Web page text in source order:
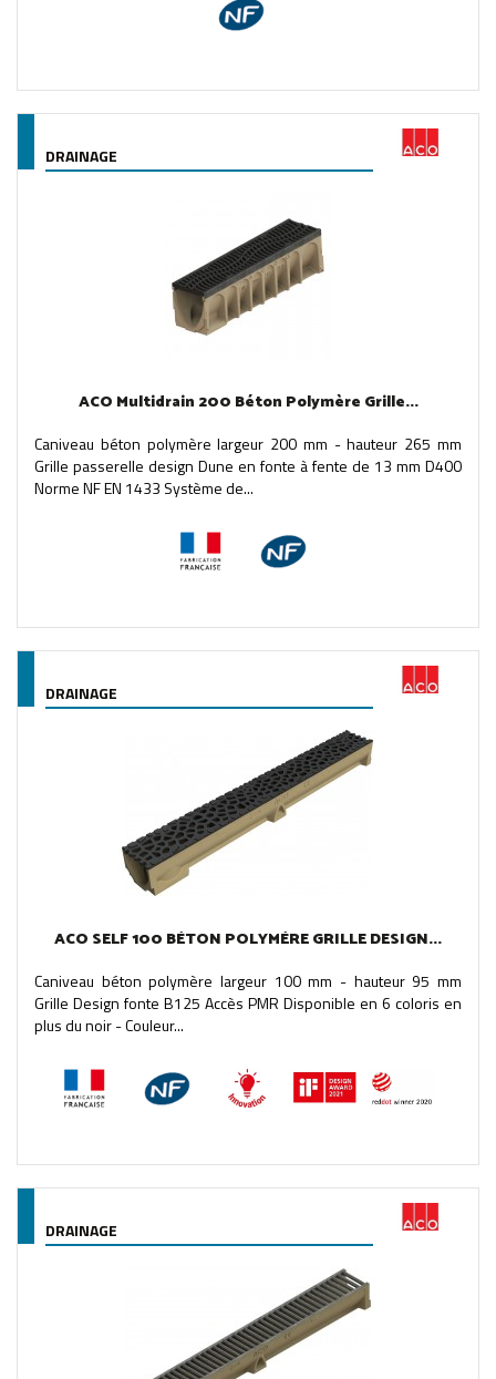
DRAINAGE
ACO Multidrain 200 Béton Polymère Grille...
Caniveau béton polymère largeur 200 mm - hauteur 265 mm
Grille passerelle design Dune en fonte à fente de 13 mm D400
Norme NF EN 1433 Système de...
DRAINAGE
ACO SELF 100 BÉTON POLYMÈRE GRILLE DESIGN...
Caniveau béton polymère largeur 100 mm - hauteur 95 mm
Grille Design fonte B125 Accès PMR Disponible en 6 coloris en
plus du noir - Couleur...
DRAINAGE